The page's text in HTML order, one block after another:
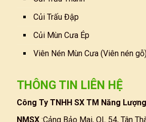
Củi Trấu Đập
Củi Mùn Cưa Ép
Viên Nén Mùn Cưa (Viên nén
THÔNG TIN LIÊN HỆ
Công Ty TNHH SX TM Năng
NMSX :Cảng Bảo Mai, QL 54, Tân